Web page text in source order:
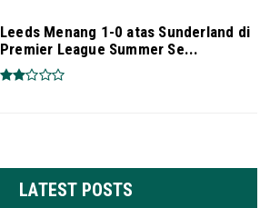
Leeds Menang 1-0 atas Sunderland di
Premier League Summer Se...
LATEST POSTS